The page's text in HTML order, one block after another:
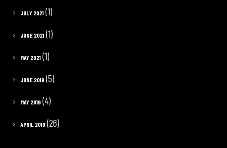
JULY 2021 (1)
JUNE 2021 (1)
MAY 2021 (1)
JUNE 2019 (5)
MAY 2019 (4)
APRIL 2019 (26)